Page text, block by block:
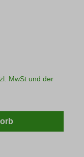
MwSt und der
Wert ein